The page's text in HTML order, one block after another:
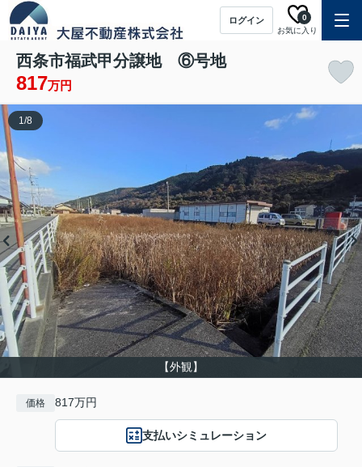
ログイン
お気に入り
0
西条市福武甲分譲地 ⑥号地
817万円
【外観】
1/8
価格 817万円
支払いシミュレーション